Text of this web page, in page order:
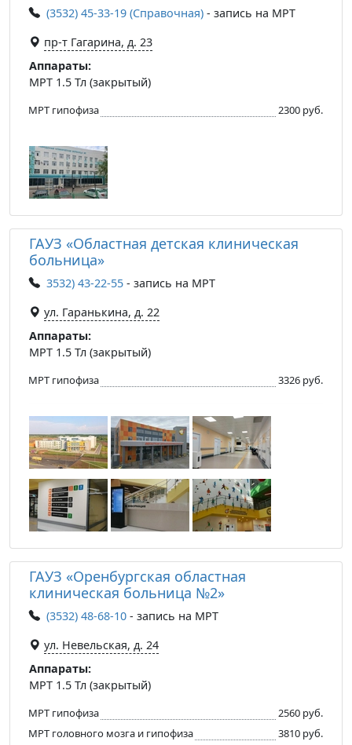
(3532) 45-33-19 (Справочная) - запись на МРТ
пр-т Гагарина, д. 23
Аппараты:
МРТ 1.5 Тл (закрытый)
МРТ гипофиза 2300 руб.
ГАУЗ «Областная детская клиническая
больница»
3532) 43-22-55 - запись на МРТ
ул. Гаранькина, д. 22
Аппараты:
МРТ 1.5 Тл (закрытый)
МРТ гипофиза 3326 руб.
ГАУЗ «Оренбургская областная
клиническая больница №2»
(3532) 48-68-10 - запись на МРТ
ул. Невельская, д. 24
Аппараты:
МРТ 1.5 Тл (закрытый)
МРТ гипофиза
2560 руб.
МРТ головного мозга и гипофиза
3810 руб.